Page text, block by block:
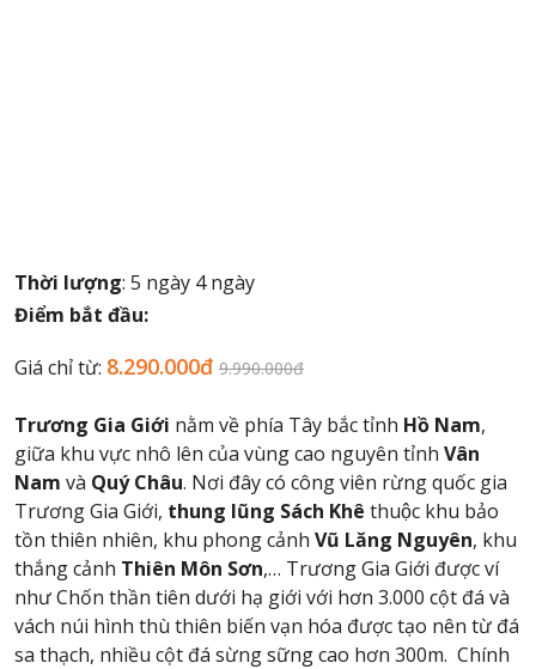
Thời lượng: 5 ngày 4 ngày
Điểm bắt đầu:
Giá chỉ từ: 8.290.000đ 9.990.000đ
Trương Gia Giới nằm về phía Tây bắc tỉnh Hồ Nam,
giữa khu vực nhô lên của vùng cao nguyên tỉnh Vân
Nam và Quý Châu. Nơi đây có công viên rừng quốc gia
Trương Gia Giới, thung lũng Sách Khê thuộc khu bảo
tồn thiên nhiên, khu phong cảnh Vũ Lăng Nguyên, khu
thắng cảnh Thiên Môn Sơn,… Trương Gia Giới được ví
như Chốn thần tiên dưới hạ giới với hơn 3.000 cột đá và
vách núi hình thù thiên biến vạn hóa được tạo nên từ đá
sa thạch, nhiều cột đá sừng sững cao hơn 300m. Chính